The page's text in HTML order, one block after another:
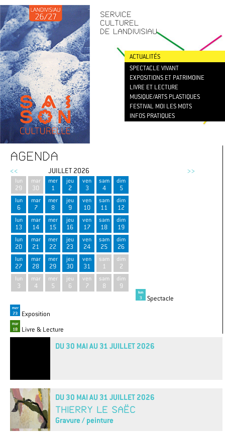
SERVICE
CULTUREL
DE LANDIVISIAU
ACTUALITÉS
SPECTACLE VIVANT
EXPOSITIONS ET PATRIMOINE
LIVRE ET LECTURE
MUSIQUE/ARTS PLASTIQUES
FESTIVAL MOI LES MOTS
INFOS PRATIQUES
AGENDA
<< JUILLET 2026 >>
lun
29
mar
30
mer
1
jeu
2
ven
3
sam
4
dim
5
lun
6
mar
7
mer
8
jeu
9
ven
10
sam
11
dim
12
lun
13
mar
14
mer
15
jeu
16
ven
17
sam
18
dim
19
lun
20
mar
21
mer
22
jeu
23
ven
24
sam
25
dim
26
lun
27
mar
28
mer
29
jeu
30
ven
31
sam
1
dim
2
lun
3
mar
4
mer
5
jeu
6
ven
7
sam
8
dim
9
Spectacle
Exposition
Livre & Lecture
DU 30 MAI AU 31 JUILLET 2026
DU 30 MAI AU 31 JUILLET 2026
THIERRY LE SAËC
Gravure / peinture